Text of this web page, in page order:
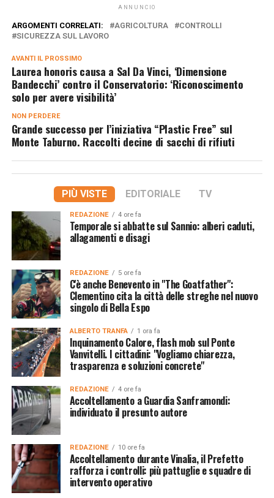
ANNUNCIO
ARGOMENTI CORRELATI: AGRICOLTURA
CONTROLLI
SICUREZZA SUL LAVORO
AVANTI IL ​​PROSSIMO
Laurea honoris causa a Sal Da Vinci, ‘Dimensione
Bandecchi’ contro il Conservatorio: ‘Riconoscimento
solo per avere visibilità’
NON PERDERE
Grande successo per l’iniziativa “Plastic Free” sul
Monte Taburno. Raccolti decine di sacchi di rifiuti
PIÙ VISTE EDITORIALE TV
REDAZIONE 4 ore fa
Temporale si abbatte sul Sannio: alberi caduti,
allagamenti e disagi
REDAZIONE 5 ore fa
C'è anche Benevento in "The Goatfather":
Clementino cita la città delle streghe nel nuovo
singolo di Bella Espo
ALBERTO TRANFA 1 ora fa
Inquinamento Calore, flash mob sul Ponte
Vanvitelli. I cittadini: "Vogliamo chiarezza,
trasparenza e soluzioni concrete"
REDAZIONE 4 ore fa
Accoltellamento a Guardia Sanframondi:
individuato il presunto autore
REDAZIONE 10 ore fa
Accoltellamento durante Vinalia, il Prefetto
rafforza i controlli: più pattuglie e squadre di
intervento operativo